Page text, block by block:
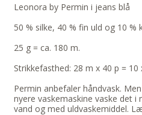
Leonora by Permin i jeans blå
50 % silke, 40 % fin uld og 10 %
25 g = ca. 180 m.
Strikkefasthed: 28 m x 40 p = 10
Permin anbefaler håndvask.
nyere vaskemaskine vaske det
vand og med uldvaskemiddel.